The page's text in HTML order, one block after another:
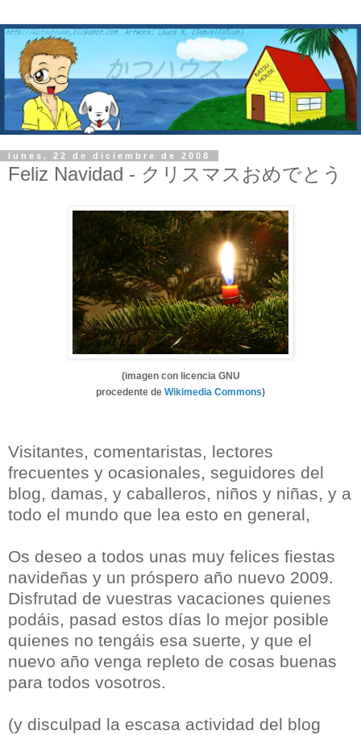
lunes, 22 de diciembre de 2008
Feliz Navidad - クリスマスおめでとう
(imagen con licencia GNU
procedente de Wikimedia Commons)
Visitantes, comentaristas, lectores
frecuentes y ocasionales, seguidores del
blog, damas, y caballeros, niños y niñas, y a
todo el mundo que lea esto en general,
Os deseo a todos unas muy felices fiestas
navideñas y un próspero año nuevo 2009.
Disfrutad de vuestras vacaciones quienes
podáis, pasad estos días lo mejor posible
quienes no tengáis esa suerte, y que el
nuevo año venga repleto de cosas buenas
para todos vosotros.
(y disculpad la escasa actividad del blog